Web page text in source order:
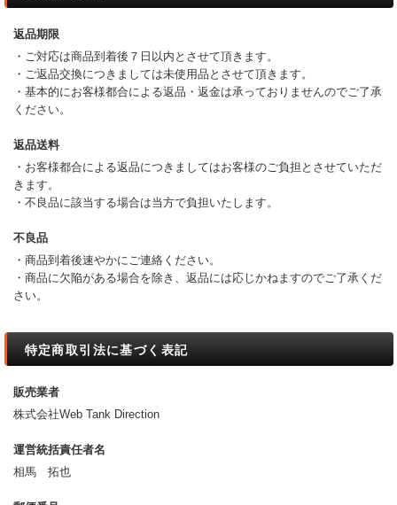
返品期限
・ご対応は商品到着後７日以内とさせて頂きます。
・ご返品交換につきましては未使用品とさせて頂きます。
・基本的にお客様都合による返品・返金は承っておりませんのでご了承
ください。
返品送料
・お客様都合による返品につきましてはお客様のご負担とさせていただ
きます。
・不良品に該当する場合は当方で負担いたします。
不良品
・商品到着後速やかにご連絡ください。
・商品に欠陥がある場合を除き、返品には応じかねますのでご了承くだ
さい。
特定商取引法に基づく表記
販売業者
株式会社Web Tank Direction
運営統括責任者名
相馬 拓也